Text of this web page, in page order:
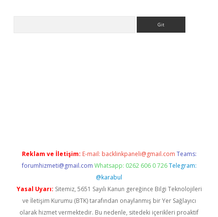
Reklam ve İletişim: E-mail: backlinkpaneli@gmail.com Teams:
forumhizmeti@gmail.com Whatsapp: 0262 606 0 726 Telegram:
@karabul
Yasal Uyarı: Sitemiz, 5651 Sayılı Kanun gereğince Bilgi Teknolojileri
ve İletişim Kurumu (BTK) tarafından onaylanmış bir Yer Sağlayıcı
olarak hizmet vermektedir. Bu nedenle, sitedeki içerikleri proaktif